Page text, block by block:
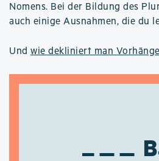
Nomens. Bei der Bildung des
auch einige Ausnahmen, die du
Und wie dekliniert man